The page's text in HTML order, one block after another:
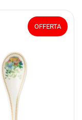
OFFERTA